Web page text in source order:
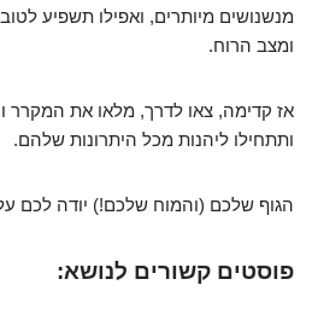
מנשנושים מיותרים, ואפילו תשפיע
ומצב הרוח.
אז קדימה, צאו לדרך, מלאו את המקרר
ותתחילו ליהנות מכל היתרונות שלהם.
הגוף שלכם (והמוח שלכם!) יודה לכם
פוסטים קשורים לנושא: